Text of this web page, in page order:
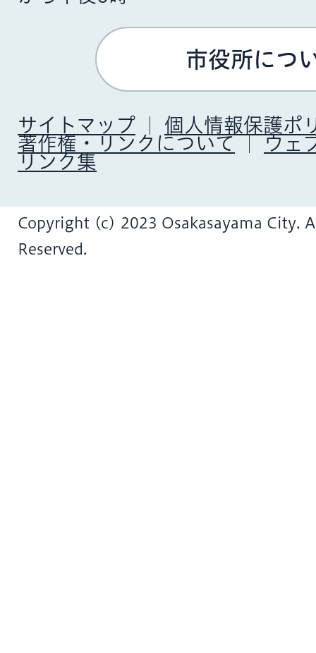
市役所につ
サイトマップ
個人情報保護ポ
著作権・リンクについて
ウェ
リンク集
Copyright (c) 2023 Osakasayama City.
Reserved.